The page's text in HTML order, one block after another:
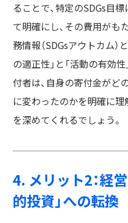
ることで、特定のSDGs目
て明確にし、その費用がも
務情報（SDGsアウトカム）
の適正性」と「活動の有効
付者は、自身の寄付金がど
に変わったのかを明確に
を深めてくれるでしょう。
4. メリット2：経
的投資」への転換